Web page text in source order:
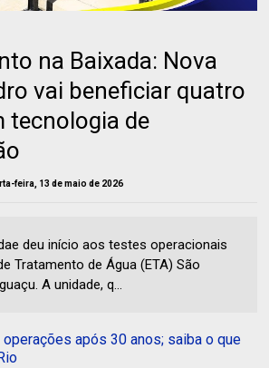
na Baixada: Nova
vai beneficiar quatro
tecnologia de
feira, 13 de maio de 2026
deu início aos testes operacionais
Tratamento de Água (ETA) São
A unidade, q...
operações após 30 anos; saiba o que